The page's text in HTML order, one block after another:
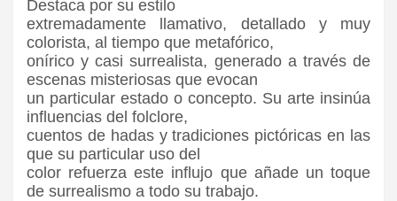
Destaca por su estilo
extremadamente llamativo, detallado y muy
colorista, al tiempo que metafórico,
onírico y casi surrealista, generado a través de
escenas misteriosas que evocan
un particular estado o concepto. Su arte insinúa
influencias del folclore,
cuentos de hadas y tradiciones pictóricas en las
que su particular uso del
color refuerza este influjo que añade un toque
de surrealismo a todo su trabajo.